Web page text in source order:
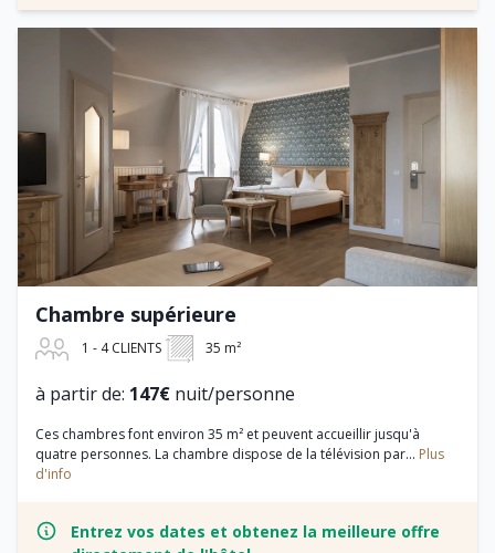
Chambre supérieure
1 - 4 CLIENTS 35 m²
à partir de: 147€ nuit/personne
Ces chambres font environ 35 m² et peuvent accueillir jusqu'à
quatre personnes. La chambre dispose de la télévision par... Plus
d'info
Entrez vos dates et obtenez la meilleure offre